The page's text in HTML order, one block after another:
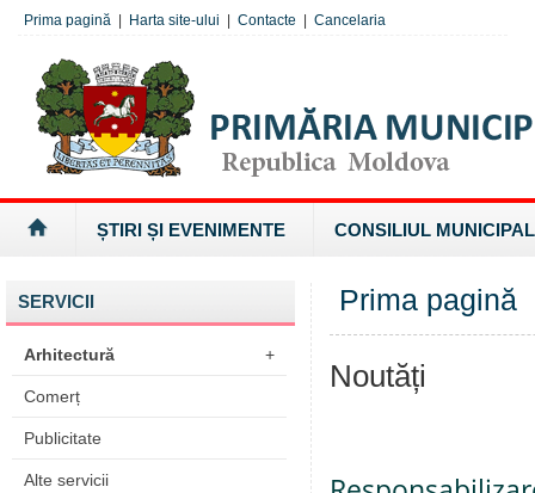
Prima pagină Harta site-ului Contacte Cancelaria
ȘTIRI ȘI EVENIMENTE CONSILIUL MUNICIPAL
SERVICII
Arhitectură +
Comerț
Publicitate
Alte servicii
Prima pagină
Noutăți